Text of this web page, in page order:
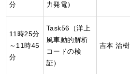
分
力発電）
11時25分
～11時45
分
Task56（洋上
風車動的解析
コードの検
証）
吉本 治樹